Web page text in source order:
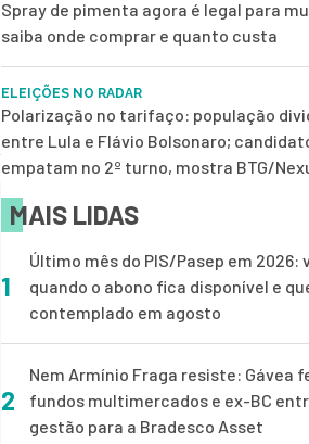
Spray de pimenta agora é legal para
saiba onde comprar e quanto custa
ELEIÇÕES NO RADAR
Polarização no tarifaço: população
entre Lula e Flávio Bolsonaro;
empatam no 2º turno, mostra BTG/
MAIS LIDAS
1
Último mês do PIS/Pasep em 2026:
quando o abono fica disponível e
contemplado em agosto
2
Nem Armínio Fraga resiste: Gávea
fundos multimercados e ex-BC
gestão para a Bradesco Asset